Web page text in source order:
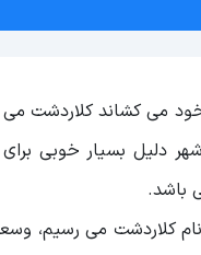
می کشاند کلاردشت می
دلیل بسیار خوبی
باشد.